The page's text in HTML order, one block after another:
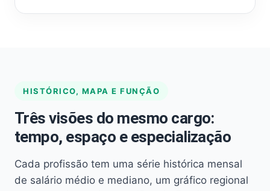
HISTÓRICO, MAPA E FUNÇÃO
Três visões do mesmo cargo:
tempo, espaço e especialização
Cada profissão tem uma série histórica mensal
de salário médio e mediano, um gráfico regional